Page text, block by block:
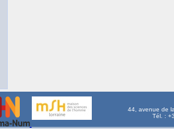
44, avenue de
Tél. :